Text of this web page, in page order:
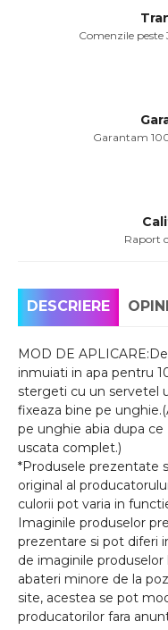
Comenzile
Garantam
Raport
DESCRIERE
MOD DE
inmuiati in apa pentru
stergeti cu un servetel
fixeaza bine pe
pe unghie abia dupa
uscata complet.)
*Produsele prezentate
original al
culorii pot varia in
Imaginile produselor
prezentare si pot diferi
de imaginile
abateri minore de la
site, acestea se pot
producatorilor fara